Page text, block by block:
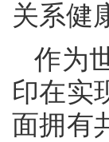
关系健
作为
印在实
面拥有